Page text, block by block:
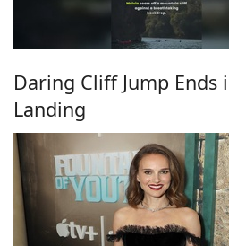
Daring Cliff Jump Ends
Landing